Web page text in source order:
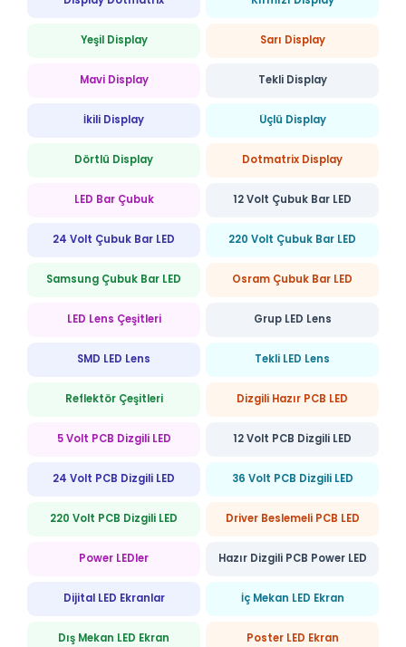
Yeşil Display Sarı Display
Mavi Display Tekli Display
İkili Display Üçlü Display
Dörtlü Display Dotmatrix Display
LED Bar Çubuk 12 Volt Çubuk Bar LED
24 Volt Çubuk Bar LED 220 Volt Çubuk Bar LED
Samsung Çubuk Bar LED Osram Çubuk Bar LED
LED Lens Çeşitleri Grup LED Lens
SMD LED Lens Tekli LED Lens
Reflektör Çeşitleri Dizgili Hazır PCB LED
5 Volt PCB Dizgili LED 12 Volt PCB Dizgili LED
24 Volt PCB Dizgili LED 36 Volt PCB Dizgili LED
220 Volt PCB Dizgili LED Driver Beslemeli PCB LED
Power LEDler Hazır Dizgili PCB Power LED
Dijital LED Ekranlar İç Mekan LED Ekran
Dış Mekan LED Ekran Poster LED Ekran